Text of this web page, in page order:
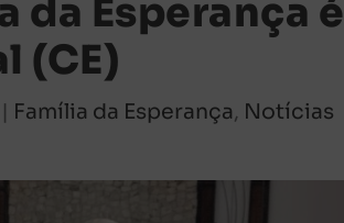
da Esperança é
(CE)
| Família da Esperança, Notícias